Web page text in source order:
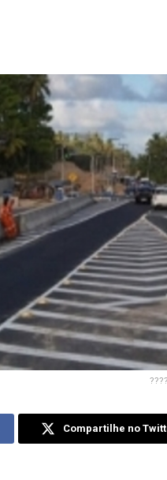
Compartilhe no